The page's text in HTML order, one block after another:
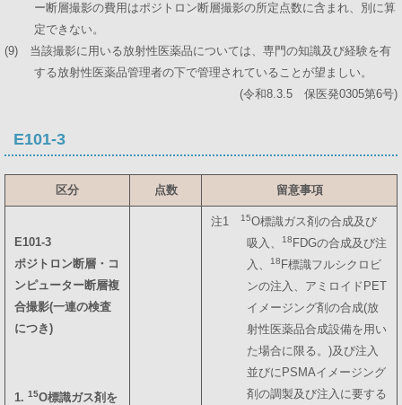
ー断層撮影の費用はポジトロン断層撮影の所定点数に含まれ、別に算
定できない。
(9) 当該撮影に用いる放射性医薬品については、専門の知識及び経験を有
する放射性医薬品管理者の下で管理されていることが望ましい。
(令和8.3.5 保医発0305第6号)
E101-3
区分 点数 留意事項
E101-3
ポジトロン断層・コ
ンピューター断層複
合撮影(一連の検査
につき)
注1 15O標識ガス剤の合成及び
吸入、
18 FDGの合成及び注
入、
18 F標識フルシクロビ
ンの注入、アミロイドPET
イメージング剤の合成(放
射性医薬品合成設備を用い
た場合に限る。)及び注入
並びにPSMAイメージング
剤の調製及び注入に要する
1. 15O標識ガス剤を